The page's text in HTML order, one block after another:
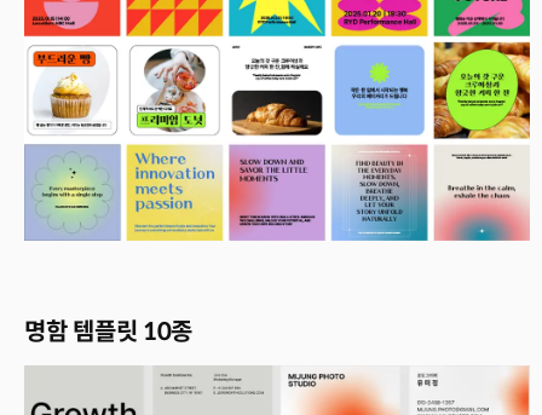
명함 템플릿 10종